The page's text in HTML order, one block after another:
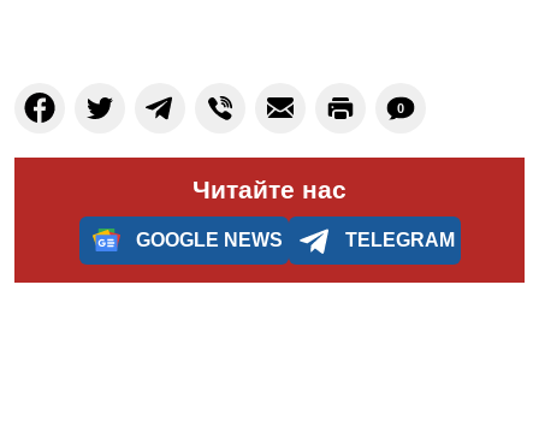
0
Читайте нас
GOOGLE NEWS TELEGRAM